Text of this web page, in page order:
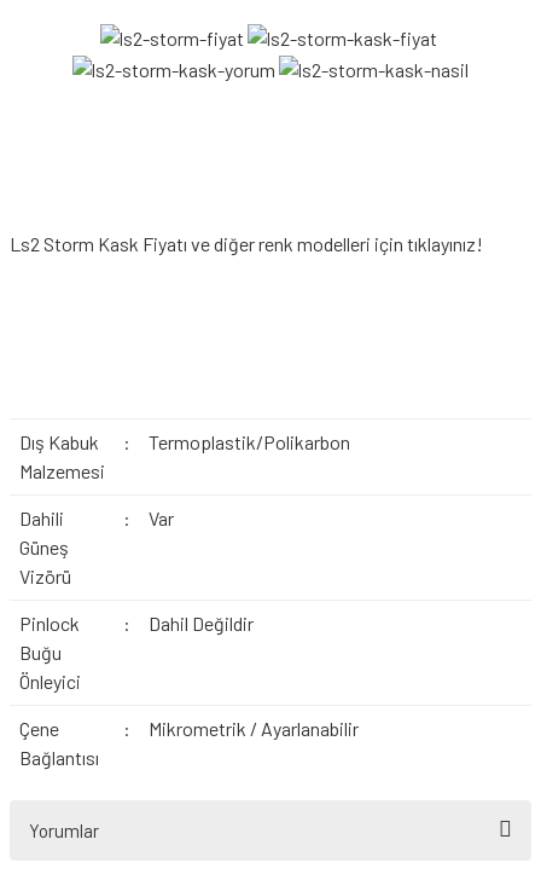
Ls2 Storm Kask Fiyatı ve diğer renk modelleri için tıklayınız!
Dış Kabuk
Malzemesi
: Termoplastik/Polikarbon
Dahili
Güneş
Vizörü
: Var
Pinlock
Buğu
Önleyici
: Dahil Değildir
Çene
Bağlantısı
: Mikrometrik / Ayarlanabilir
Yorumlar